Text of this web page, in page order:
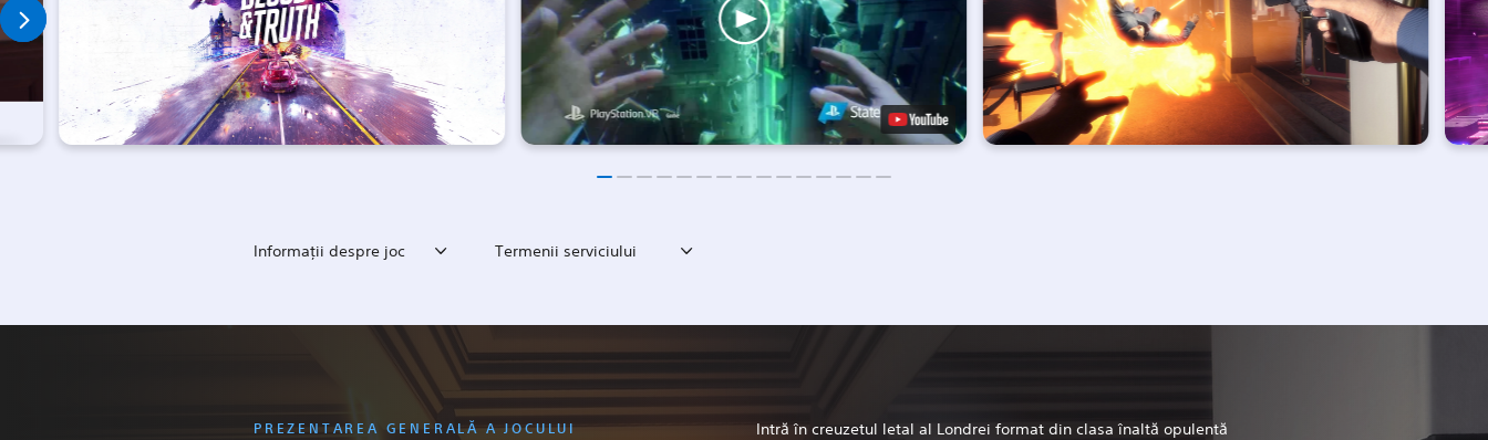
Informaţii despre joc Termenii serviciului
PREZENTAREA GENERALĂ A JOCULUI
Intră în creuzetul letal al Londrei format din clasa înaltă opulentă